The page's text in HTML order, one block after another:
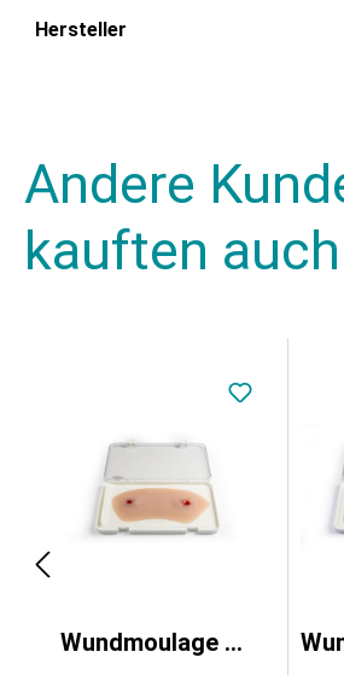
Hersteller
Andere
kauften auch
Wundmoulage Schuß Sprunggelenk